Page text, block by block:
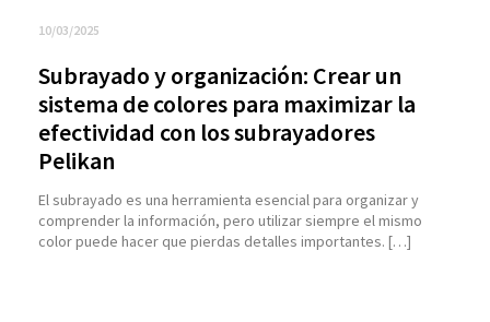
10/03/2025
Subrayado y organización: Crear un
sistema de colores para maximizar la
efectividad con los subrayadores
Pelikan
El subrayado es una herramienta esencial para organizar y
comprender la información, pero utilizar siempre el mismo
color puede hacer que pierdas detalles importantes. […]